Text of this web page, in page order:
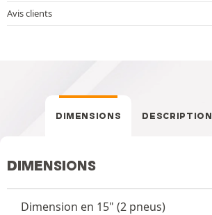
Avis clients
DIMENSIONS DESCRIPTION
DIMENSIONS
Dimension en 15" (2 pneus)